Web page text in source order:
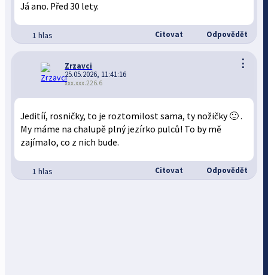
Já ano. Před 30 lety.
1 hlas Citovat Odpovědět
⋮
Zrzavci
25.05.2026, 11:41:16
xxx.xxx.226.6
Jeditíí, rosničky, to je roztomilost sama, ty nožičky 🙂 .
My máme na chalupě plný jezírko pulců! To by mě
zajímalo, co z nich bude.
1 hlas Citovat Odpovědět